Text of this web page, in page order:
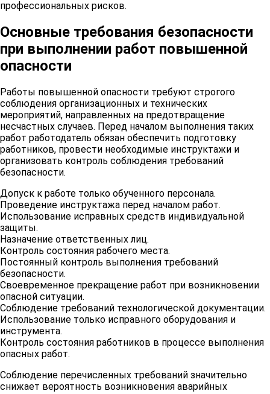
профессиональных рисков.
Основные требования безопасности
при выполнении работ повышенной
опасности
Работы повышенной опасности требуют строгого
соблюдения организационных и технических
мероприятий, направленных на предотвращение
несчастных случаев. Перед началом выполнения таких
работ работодатель обязан обеспечить подготовку
работников, провести необходимые инструктажи и
организовать контроль соблюдения требований
безопасности.
Допуск к работе только обученного персонала.
Проведение инструктажа перед началом работ.
Использование исправных средств индивидуальной
защиты.
Назначение ответственных лиц.
Контроль состояния рабочего места.
Постоянный контроль выполнения требований
безопасности.
Своевременное прекращение работ при возникновении
опасной ситуации.
Соблюдение требований технологической документации.
Использование только исправного оборудования и
инструмента.
Контроль состояния работников в процессе выполнения
опасных работ.
Соблюдение перечисленных требований значительно
снижает вероятность возникновения аварийных